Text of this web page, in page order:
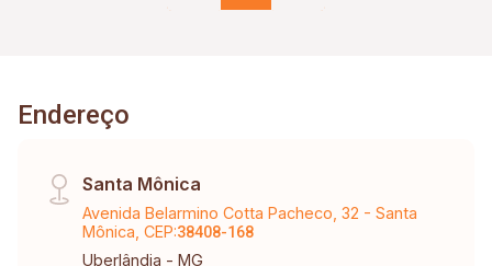
Endereço
Santa Mônica
Avenida Belarmino Cotta Pacheco, 32 - Santa
Mônica, CEP:38408-168
Uberlândia - MG